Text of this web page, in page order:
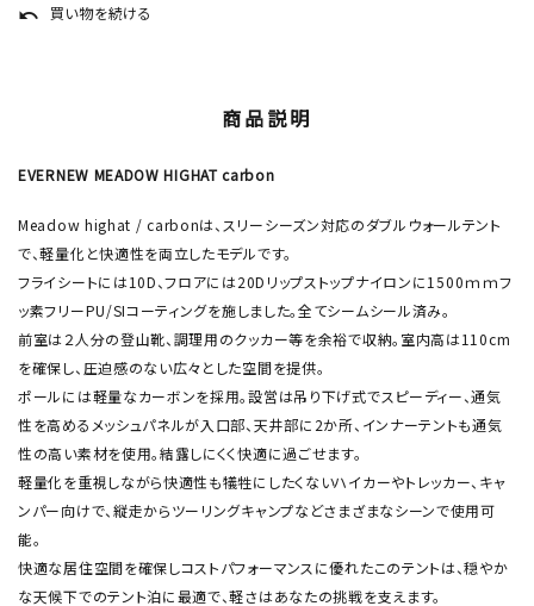
undo 買い物を続ける
商品説明
EVERNEW MEADOW HIGHAT carbon
Meadow highat / carbonは、スリーシーズン対応のダブルウォールテント
で、軽量化と快適性を両立したモデルです。
フライシートには10D、フロアには20Dリップストップナイロンに1500ｍｍフ
ッ素フリーPU/SIコーティングを施しました。全てシームシール済み。
前室は２人分の登山靴、調理用のクッカー等を余裕で収納。室内高は110cm
を確保し、圧迫感のない広々とした空間を提供。
ポールには軽量なカーボンを採用。設営は吊り下げ式でスピーディー、通気
性を高めるメッシュパネルが入口部、天井部に2か所、インナーテントも通気
性の高い素材を使用。結露しにくく快適に過ごせます。
軽量化を重視しながら快適性も犠牲にしたくないハイカーやトレッカー、キャ
ンパー向けで、縦走からツーリングキャンプなどさまざまなシーンで使用可
能。
快適な居住空間を確保しコストパフォーマンスに優れたこのテントは、穏やか
な天候下でのテント泊に最適で、軽さはあなたの挑戦を支えます。